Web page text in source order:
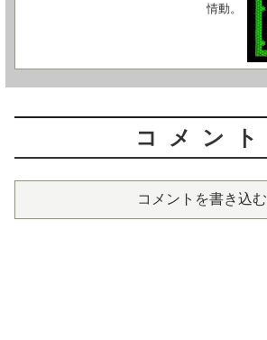
情動。
コメント
コメントを書き込む